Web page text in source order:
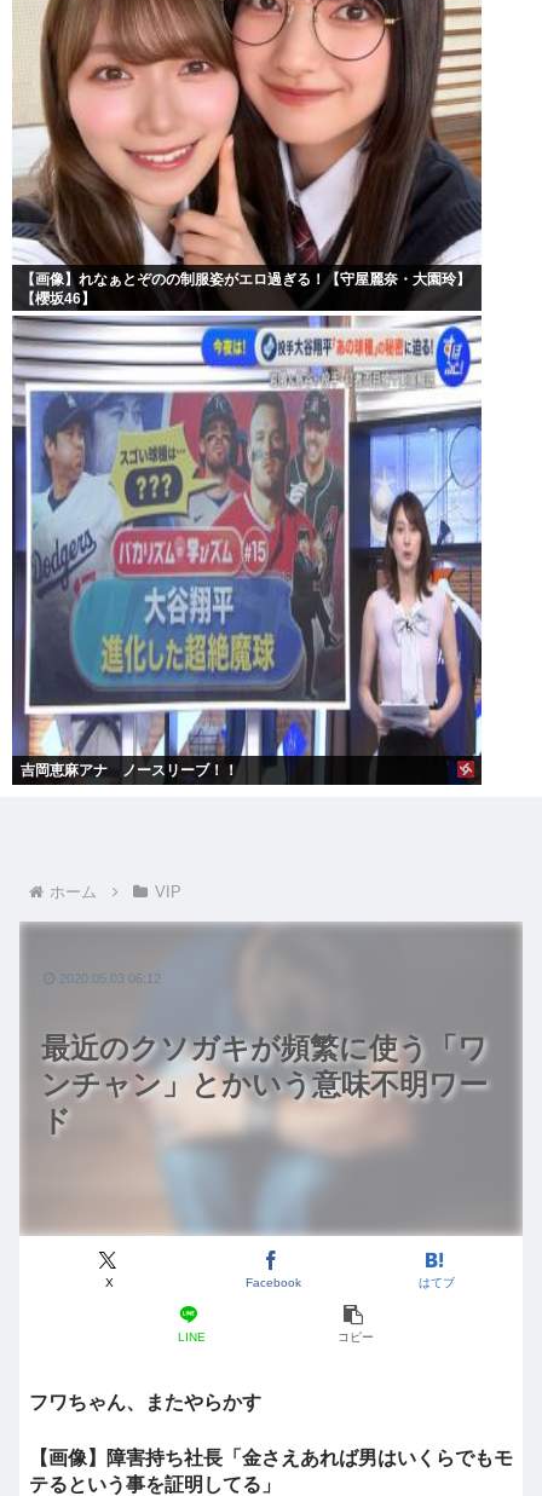
【画像】れなぁとぞのの制服姿がエロ過ぎる！【守屋麗奈・大園玲】
【櫻坂46】
吉岡恵麻アナ ノースリーブ！！
ホーム VIP
最近のクソガキが頻繁に使う「ワ
ンチャン」とかいう意味不明ワー
ド
X Facebook はてブ
LINE コピー
2020.05.03 06:12
フワちゃん、またやらかす
【画像】障害持ち社長「金さえあれば男はいくらでもモ
テるという事を証明してる」